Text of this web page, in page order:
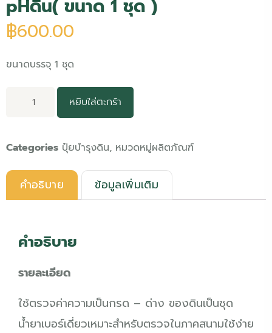
pHดิน( ขนาด 1 ชุด )
฿600.00
ขนาดบรรจุ 1 ชุด
หยิบใส่ตะกร้า
Categories ปุ๋ยบำรุงดิน, หมวดหมู่ผลิตภัณฑ์
คำอธิบาย ข้อมูลเพิ่มเติม
คำอธิบาย
รายละเอียด
ใช้ตรวจค่าความเป็นกรด – ด่าง ของดินเป็นชุด
น้ำยาเบอร์เดี่ยวเหมาะสำหรับตรวจในภาคสนามใช้ง่าย